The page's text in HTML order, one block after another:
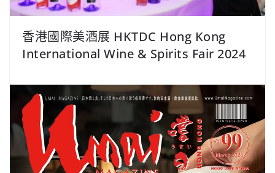
香港國際美酒展 HKTDC Hong Kong
International Wine & Spirits Fair 2024